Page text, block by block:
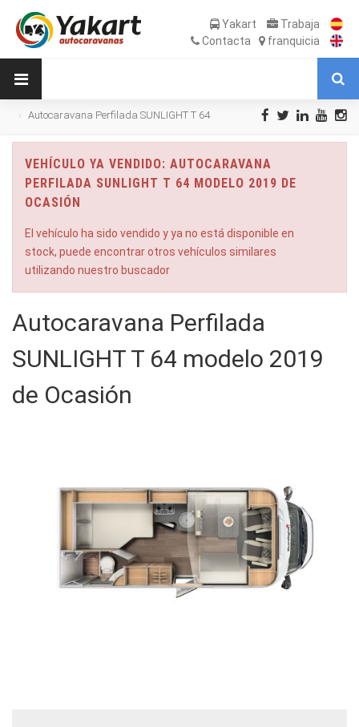
Yakart
Trabaja
Contacta
franquicia
Autocaravana Perfilada SUNLIGHT T 64
VEHÍCULO YA VENDIDO: AUTOCARAVANA
PERFILADA SUNLIGHT T 64 MODELO 2019 DE
OCASIÓN
El vehículo ha sido vendido y ya no está disponible en
stock, puede encontrar otros vehículos similares
utilizando nuestro buscador
Autocaravana Perfilada
SUNLIGHT T 64 modelo 2019
de Ocasión